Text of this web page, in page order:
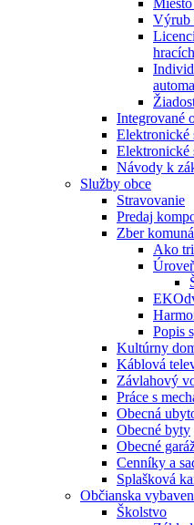
Výrub
Integrované
Elektronické
Elektronické
Návody k
Služby obce
Stravovanie
Predaj
Zber
Ako
Popis
Kultúrny
Káblová
Závlahový
Práce s
Obecná
Obecné byty
Obecné
Cenníky a
Splašková
Občianska
Školstvo